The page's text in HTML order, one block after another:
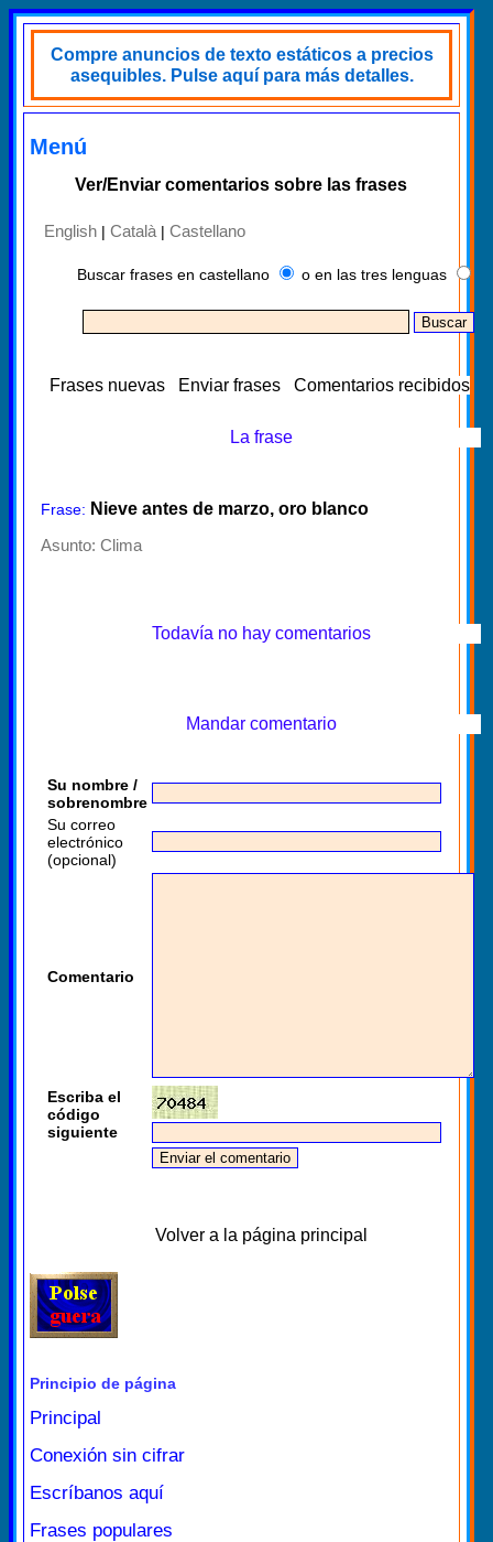
Compre anuncios de texto estáticos a precios
asequibles. Pulse aquí para más detalles.
Menú
Ver/Enviar comentarios sobre las frases
English | Català | Castellano
Buscar frases en castellano o en las tres lenguas
Frases nuevas Enviar frases Comentarios recibidos
La frase
Frase: Nieve antes de marzo, oro blanco
Asunto: Clima
Todavía no hay comentarios
Mandar comentario
Su nombre /
sobrenombre
Su correo
electrónico
(opcional)
Comentario
Escriba el
código
siguiente
Volver a la página principal
Principio de página
Principal
Conexión sin cifrar
Escríbanos aquí
Frases populares